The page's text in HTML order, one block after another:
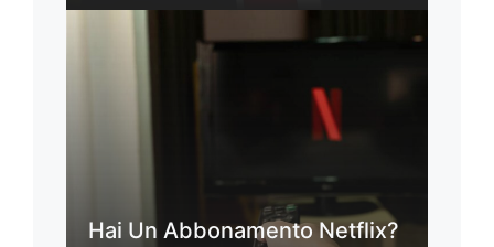
Hai Un Abbonamento Netflix?